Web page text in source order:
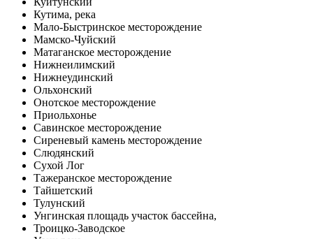
Кутима, река
Мало-Быстринское месторождение
Мамско-Чуйский
Матаганское месторождение
Нижнеилимский
Нижнеудинский
Ольхонский
Онотское месторождение
Приольхонье
Савинское месторождение
Сиреневый камень месторождение
Слюдянский
Сухой Лог
Тажеранское месторождение
Тайшетский
Тулунский
Унгинская площадь участок бассейна,
Троицко-Заводское